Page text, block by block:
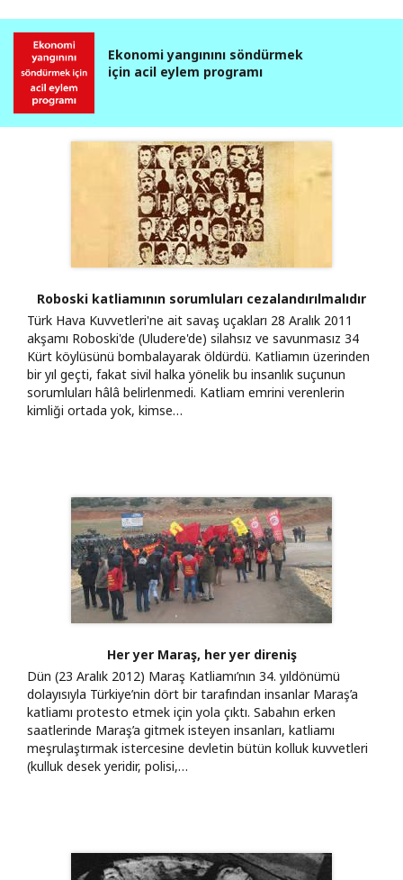
Ekonomi yangınını söndürmek
için acil eylem programı
Roboski katliamının sorumluları cezalandırılmalıdır
Türk Hava Kuvvetleri'ne ait savaş uçakları 28 Aralık 2011
akşamı Roboski'de (Uludere'de) silahsız ve savunmasız 34
Kürt köylüsünü bombalayarak öldürdü. Katliamın üzerinden
bir yıl geçti, fakat sivil halka yönelik bu insanlık suçunun
sorumluları hâlâ belirlenmedi. Katliam emrini verenlerin
kimliği ortada yok, kimse…
Her yer Maraş, her yer direniş
Dün (23 Aralık 2012) Maraş Katliamı’nın 34. yıldönümü
dolayısıyla Türkiye’nin dört bir tarafından insanlar Maraş’a
katliamı protesto etmek için yola çıktı. Sabahın erken
saatlerinde Maraş’a gitmek isteyen insanları, katliamı
meşrulaştırmak istercesine devletin bütün kolluk kuvvetleri
(kulluk desek yeridir, polisi,…